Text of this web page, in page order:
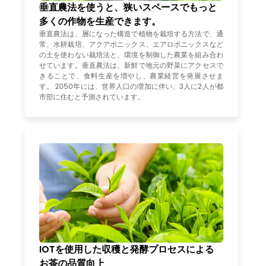
垂直農法を使うと、狭いスペースでもっと
多くの作物を生産できます。
垂直農法は、層になった構造で植物を栽培する方法で、通
常、水耕栽培、アクアポニックス、エアロポニックスなど
の土を使わない栽培法と、環境を制御した農業を組み合わ
せています。垂直農法は、新鮮で地元の野菜にアクセスで
きることで、食料生産を増やし、農業経営を発展させま
す。 2050年には、世界人口の増加に伴い、3人に2人が都
市部に住むと予測されています。
IOTを使用した収穫と発酵プロセスによる